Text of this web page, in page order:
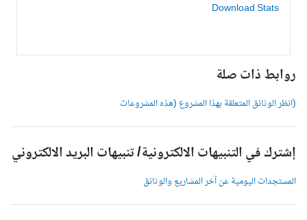
Download Stats
روابط ذات صلة
(انظر الوثائق المتعلقة بهذا المشروع (هذه المشروعات
إشترك في التنبيهات الالكترونية/ تنبيهات البريد الالكتروني
المستجدات اليومية عن آخر المشاريع والوثائق